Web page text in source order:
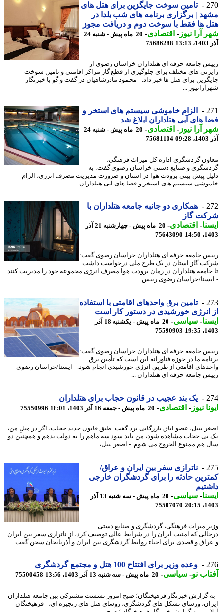
تامین سوخت جایگزین برای هتل های
| برگزاری برنامه های شب یلدا در
ها فقط با سوخت دوم و دریافت مجوز
آرا نیوز-اقتصادی-
20 ماه پیش - شنبه 24
75686288
جامعه حرفه ای هتلداران خراسان رضوی از
های مختلف برای جلوگیری از قطع گاز مراکز اقامتی و تامین سوخت
برای هتل ها خبر داد. - محمود مادرشاهیان در گفت و گو با خبرنگار
...
الزام خاموشی سیستم های استخر و
های آبی هتلداران ابلاغ شد
آرا نیوز-اقتصادی-
20 ماه پیش - شنبه 24
75681104
گردشگری اداره کل میراث فرهنگی،
و صنایع دستی خراسان رضوی گفت: به
پیش بینی برودت هوا در استان و ضرورت مدیریت مصرف انرژی، الزام
سیستم های استخر و فضا های آبی هتلداران ...
همکاری دو جانبه جامعه هتلداران با
گاز
-اقتصادی-
20 ماه پیش - چهارشنبه 21 آذر
75643090
جامعه حرفه ای هتلداران خراسان رضوی گفت:
گاز استان در یک طرح ملی درخواست داشت
هتلداران در زمان برودت هوا مصرف انرژی مجموعه خود را مدیریت کنند.
خراسان رضوی رییس ...
تامین برق واحدهای اقامتی با استفاده
انرژی خورشیدی در دستور کار است
-سیاسی-
20 ماه پیش - یکشنبه 18 آذر
75590903
جامعه حرفه ای هتلداران خراسان رضوی گفت:
ما در حوزه فناورانه این است که تأمین برق
اقامتی از طریق انرژی خورشیدی انجام شود. - ایسنا/خراسان رضوی
جامعه حرفه ای هتلداران ...
یک بند عجیب در قانون حجاب برای هتلداران
نیوز-اقتصادی-20 ماه پیش - جمعه 16 آذر 1403، 18:01 75550996
نبیل، عضو اتاق بازرگانی یزد گفت: طبق قانون جدید حجاب، اگر در هتلِ من،
حجاب مشاهده شود، من باید سود سه ماهم را به دولت بدهم و همچنین دو
هم ممنوع الخروج می شوم. - اصغر نبیل، ...
ناترازی سفر بین ایران و عراق/
حادثه را برای گردشگران خارجی
-سیاسی-
20 ماه پیش - سه شنبه 13 آذر
75507070
میراث فرهنگی، گردشگری و صنایع دستی
که امنیت ایران را در شرایط عالی توصیف کرد، از ناترازی سفر بین ایران
و قصدی برای احیاء روابط گردشگری بین ایران و آذربایجان سخن گفت. ...
وعده وزیر برای افتتاح 100 هتل و مجتمع گردشگری
نو- سیاسی-20 ماه پیش - سه شنبه 13 آذر 1403، 13:56 75500458
خبرنگار فرهیختگان؛ صبح امروز نشست مشترکی بین جامعه هتلداران
ورسای تشکل های گردشگری، روسای هتل های زنجیره ای، - فرهیختگان